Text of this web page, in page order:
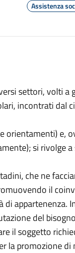
Assistenza
settori, volti a
incontrati dal
orientamenti) e,
si rivolge
che ne
il
appartenenza.
del
il soggetto
la promozione